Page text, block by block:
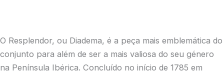
O Resplendor, ou Diadema, é a peça mais emblemática do
conjunto para além de ser a mais valiosa do seu género
na Península Ibérica. Concluído no início de 1785 em